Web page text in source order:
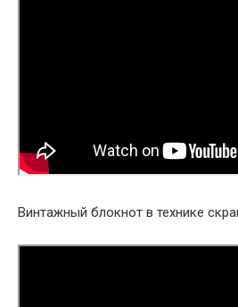
Винтажный блокнот в технике